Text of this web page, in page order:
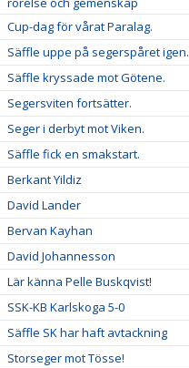
Cup-dag för vårat Paralag.
Säffle uppe på segerspåret igen.
Säffle kryssade mot Götene.
Segersviten fortsätter.
Seger i derbyt mot Viken.
Säffle fick en smakstart.
Berkant Yildiz
David Lander
Bervan Kayhan
David Johannesson
Lär känna Pelle Buskqvist!
SSK-KB Karlskoga 5-0
Säffle SK har haft avtackning
Storseger mot Tösse!